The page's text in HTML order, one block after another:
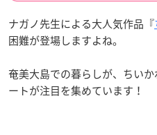
ナガノ先生による大人気作品『
困難が登場しますよね。
奄美大島での暮らしが、ちい
ートが注目を集めています！